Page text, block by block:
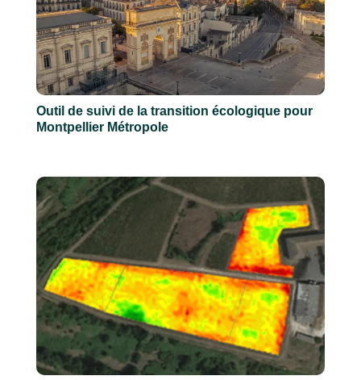
Outil de suivi de la transition écologique pour
Montpellier Métropole